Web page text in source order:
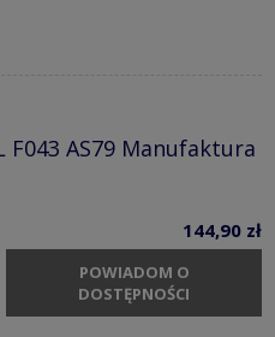
F043 AS79 Manufaktura
144,90 zł
POWIADOM O
DOSTĘPNOŚCI